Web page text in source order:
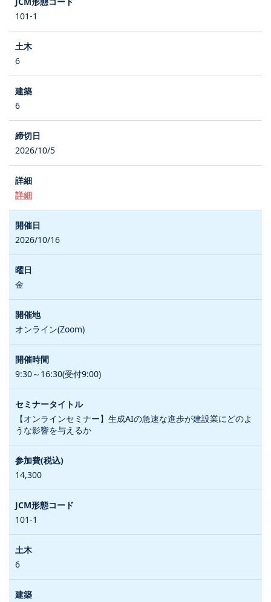
101-1
6
6
2026/10/5
詳細
2026/10/16
金
オンライン(Zoom)
9:30～16:30(受付9:00)
【オンラインセミナー】生成AIの急速な進歩が建設業にどのよ
うな影響を与えるか
14,300
101-1
6